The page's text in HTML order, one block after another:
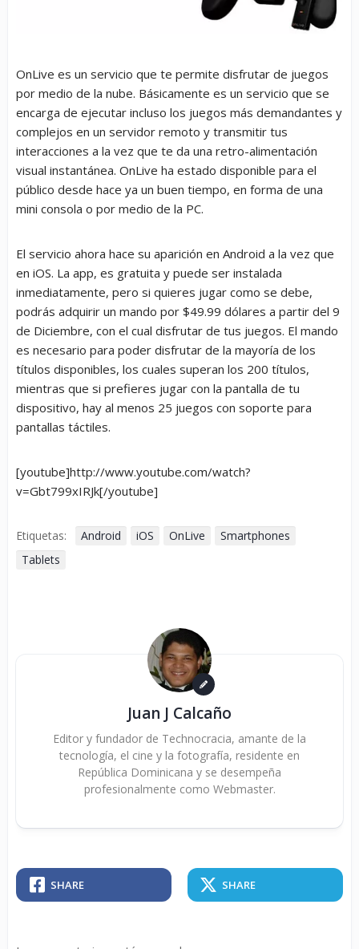
OnLive es un servicio que te permite disfrutar de juegos
por medio de la nube. Básicamente es un servicio que se
encarga de ejecutar incluso los juegos más demandantes y
complejos en un servidor remoto y transmitir tus
interacciones a la vez que te da una retro-alimentación
visual instantánea. OnLive ha estado disponible para el
público desde hace ya un buen tiempo, en forma de una
mini consola o por medio de la PC.
El servicio ahora hace su aparición en Android a la vez que
en iOS. La app, es gratuita y puede ser instalada
inmediatamente, pero si quieres jugar como se debe,
podrás adquirir un mando por $49.99 dólares a partir del 9
de Diciembre, con el cual disfrutar de tus juegos. El mando
es necesario para poder disfrutar de la mayoría de los
títulos disponibles, los cuales superan los 200 títulos,
mientras que si prefieres jugar con la pantalla de tu
dispositivo, hay al menos 25 juegos con soporte para
pantallas táctiles.
[youtube]http://www.youtube.com/watch?
v=Gbt799xIRJk[/youtube]
Etiquetas: Android iOS OnLive
Smartphones
Tablets
Juan J Calcaño
Editor y fundador de Technocracia, amante de la
tecnología, el cine y la fotografía, residente en
República Dominicana y se desempeña
profesionalmente como Webmaster.
SHARE SHARE